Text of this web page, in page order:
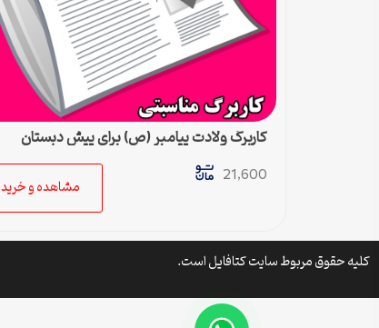
کاربرگ ولادت پیامبر (ص) برای پیش دبستان
21,600
مشاهده و خرید
کلیه حقوق مربوط سایت کتافایل است.